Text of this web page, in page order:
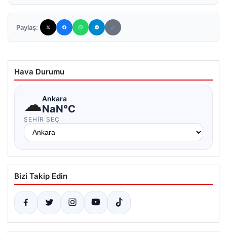
Paylaş:
Hava Durumu
☁Ankara
NaN°C
ŞEHIR SEÇ
Bizi Takip Edin